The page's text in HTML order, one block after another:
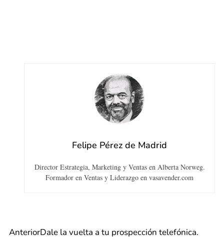
Felipe Pérez de Madrid
Director Estrategia, Marketing y Ventas en Alberta Norweg.
Formador en Ventas y Liderazgo en vasavender.com
AnteriorDale la vuelta a tu prospección telefónica.